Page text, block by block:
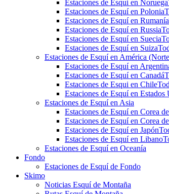
Estaciones de Esquí en Noruega
Estaciones de Esquí en Polonia
Estaciones de Esquí en Rumanía
Estaciones de Esquí en Russia
Estaciones de Esquí en Suecia
Estaciones de Esquí en Suiza
Estaciones de Esquí en América
Estaciones de Esquí en
Estaciones de Esquí en Canadá
Estaciones de Esqui en Chile
Estaciones de Esquí en Estados
Estaciones de Esquí en Asia
Estaciones de Esquí en Corea
Estaciones de Esquí en Corea
Estaciones de Esquí en Japón
Estaciones de Esquí en Libano
Estaciones de Esquí en Oceanía
Fondo
Estaciones de Esquí de Fondo
Skimo
Noticias Esquí de Montaña